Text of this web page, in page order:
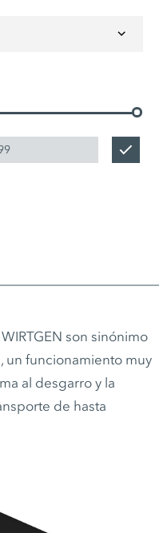
son sinónimo
un funcionamiento muy
al desgarro y la
de hasta